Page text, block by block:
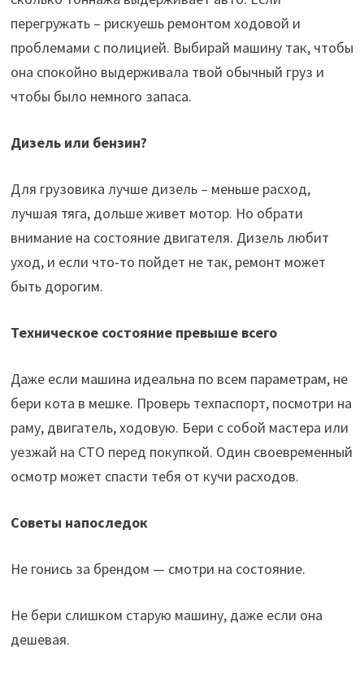
перегружать – рискуешь ремонтом ходовой и
проблемами с полицией. Выбирай машину так, чтобы
она спокойно выдерживала твой обычный груз и
чтобы было немного запаса.
Дизель или бензин?
Для грузовика лучше дизель – меньше расход,
лучшая тяга, дольше живет мотор. Но обрати
внимание на состояние двигателя. Дизель любит
уход, и если что-то пойдет не так, ремонт может
быть дорогим.
Техническое состояние превыше всего
Даже если машина идеальна по всем параметрам, не
бери кота в мешке. Проверь техпаспорт, посмотри на
раму, двигатель, ходовую. Бери с собой мастера или
уезжай на СТО перед покупкой. Один своевременный
осмотр может спасти тебя от кучи расходов.
Советы напоследок
Не гонись за брендом — смотри на состояние.
Не бери слишком старую машину, даже если она
дешевая.